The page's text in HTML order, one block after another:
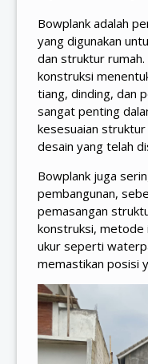
Bowplank adalah
yang digunakan
dan struktur
konstruksi
tiang, dinding, dan
sangat penting
kesesuaian struktur
desain yang telah
Bowplank juga
pembangunan,
pemasangan
konstruksi, metode
ukur seperti
memastikan posisi